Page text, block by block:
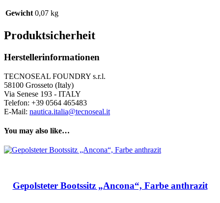
Gewicht 0,07 kg
Produktsicherheit
Herstellerinformationen
TECNOSEAL FOUNDRY s.r.l.
58100 Grosseto (Italy)
Via Senese 193 - ITALY
Telefon: +39 0564 465483
E-Mail: nautica.italia@tecnoseal.it
You may also like…
Gepolsteter Bootssitz „Ancona“, Farbe anthrazit